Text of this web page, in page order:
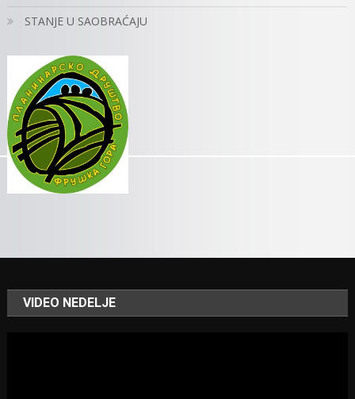
STANJE U SAOBRAĆAJU
VIDEO NEDELJE